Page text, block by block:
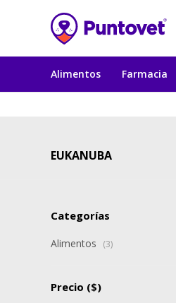
Alimentos Farmacia
EUKANUBA
Categorías
Alimentos (3)
Precio ($)